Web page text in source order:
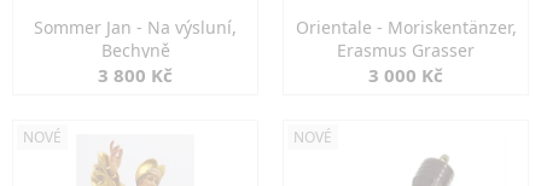
Sommer Jan - Na výsluní,
Bechyně
3 800 Kč
Orientale - Moriskentänzer,
Erasmus Grasser
3 000 Kč
NOVÉ NOVÉ